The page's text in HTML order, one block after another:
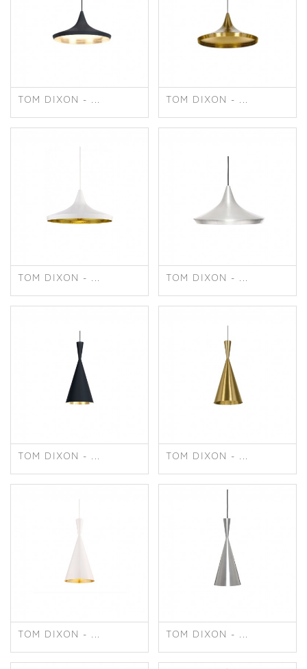
TOM DIXON - ... TOM DIXON - ...
TOM DIXON - ... TOM DIXON - ...
TOM DIXON - ... TOM DIXON - ...
TOM DIXON - ... TOM DIXON - ...